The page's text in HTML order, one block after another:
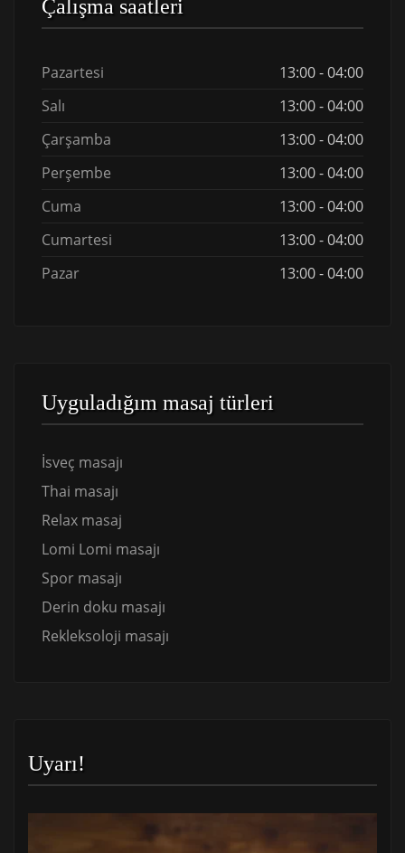
Çalışma saatleri
Pazartesi
13:00 - 04:00
Salı
13:00 - 04:00
Çarşamba
13:00 - 04:00
Perşembe
13:00 - 04:00
Cuma
13:00 - 04:00
Cumartesi
13:00 - 04:00
Pazar
13:00 - 04:00
Uyguladığım masaj türleri
İsveç masajı
Thai masajı
Relax masaj
Lomi Lomi masajı
Spor masajı
Derin doku masajı
Rekleksoloji masajı
Uyarı!